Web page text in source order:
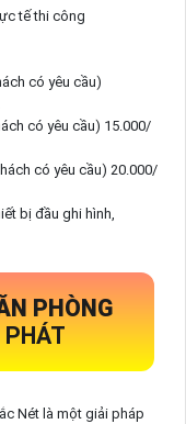
tế thi công
có yêu cầu)
có yêu cầu) 15.000/
có yêu cầu) 20.000/
bị đầu ghi hình,
PHÒNG
Nét là một giải pháp